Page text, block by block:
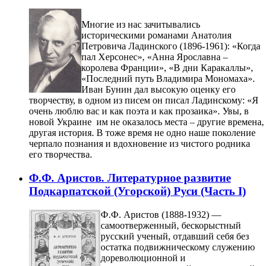
Многие из нас зачитывались
историческими романами Анатолия
Петровича Ладинского (1896-1961): «Когда
пал Херсонес», «Анна Ярославна –
королева Франции», «В дни Каракаллы»,
«Последний путь Владимира Мономаха».
Иван Бунин дал высокую оценку его
творчеству, в одном из писем он писал Ладинскому: «Я
очень люблю вас и как поэта и как прозаика». Увы, в
новой Украине им не оказалось места – другие времена,
другая история. В тоже время не одно наше поколение
черпало познания и вдохновение из чистого родника
его творчества.
Ф.Ф. Аристов. Литературное развитие
Подкарпатской (Угорской) Руси (Часть I)
Ф.Ф. Аристов (1888-1932) —
самоотверженный, бескорыстный
русский ученый, отдавший себя без
остатка подвижническому служению
дореволюционной и